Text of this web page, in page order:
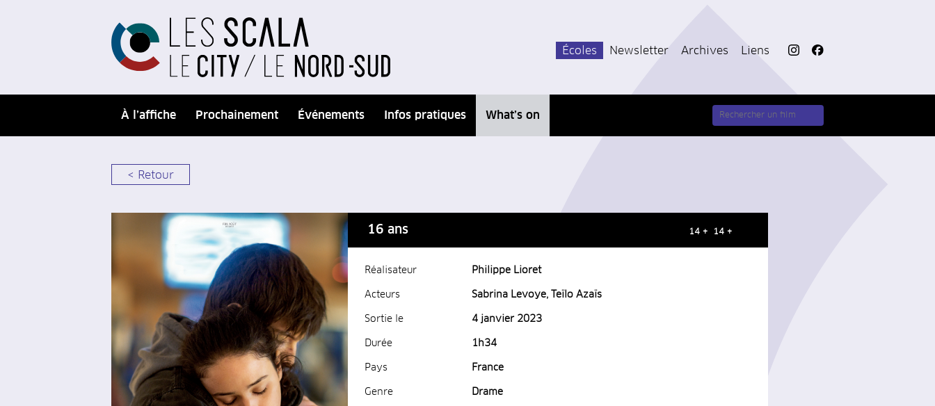
Écoles Newsletter Archives Liens
À l’affiche Prochainement Événements Infos pratiques What’s on
< Retour
16 ans 14 + 14 +
Réalisateur Philippe Lioret
Acteurs Sabrina Levoye, Teïlo Azaïs
Sortie le 4 janvier 2023
Durée 1h34
Pays France
Genre Drame